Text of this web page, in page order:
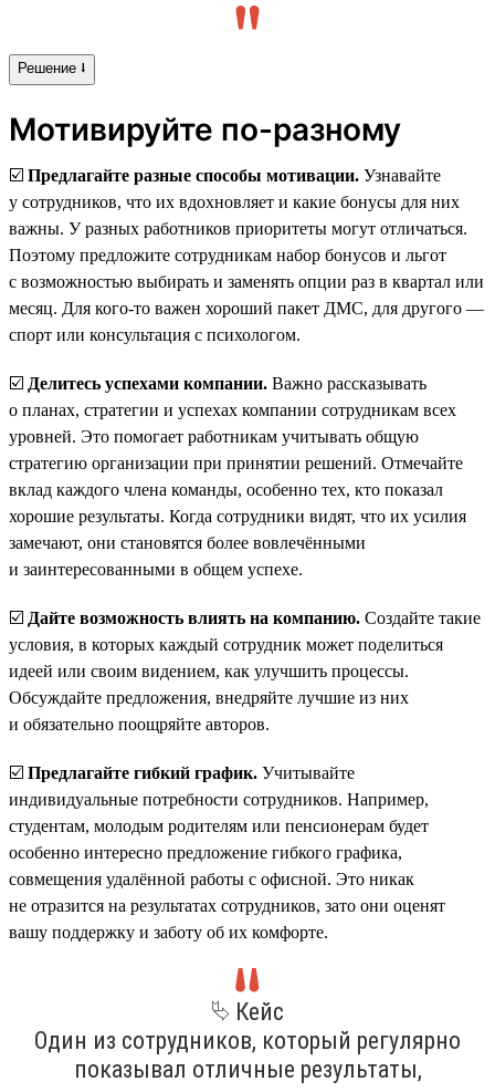
Решение ⭣
Мотивируйте по-разному
☑️ Предлагайте разные способы мотивации. Узнавайте
у сотрудников, что их вдохновляет и какие бонусы для них
важны. У разных работников приоритеты могут отличаться.
Поэтому предложите сотрудникам набор бонусов и льгот
с возможностью выбирать и заменять опции раз в квартал или
месяц. Для кого-то важен хороший пакет ДМС, для другого —
спорт или консультация с психологом.
☑️ Делитесь успехами компании. Важно рассказывать
о планах, стратегии и успехах компании сотрудникам всех
уровней. Это помогает работникам учитывать общую
стратегию организации при принятии решений. Отмечайте
вклад каждого члена команды, особенно тех, кто показал
хорошие результаты. Когда сотрудники видят, что их усилия
замечают, они становятся более вовлечёнными
и заинтересованными в общем успехе.
☑️ Дайте возможность влиять на компанию. Создайте такие
условия, в которых каждый сотрудник может поделиться
идеей или своим видением, как улучшить процессы.
Обсуждайте предложения, внедряйте лучшие из них
и обязательно поощряйте авторов.
☑️ Предлагайте гибкий график. Учитывайте
индивидуальные потребности сотрудников. Например,
студентам, молодым родителям или пенсионерам будет
особенно интересно предложение гибкого графика,
совмещения удалённой работы с офисной. Это никак
не отразится на результатах сотрудников, зато они оценят
вашу поддержку и заботу об их комфорте.
⮱ Кейс
Один из сотрудников, который регулярно
показывал отличные результаты,